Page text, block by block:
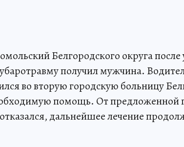
Белгородского округа
получил мужчина.
во вторую городскую больницу
помощь. От предложенной
дальнейшее лечение